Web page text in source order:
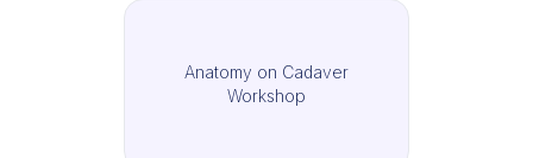
Anatomy on Cadaver
Workshop